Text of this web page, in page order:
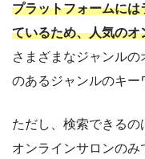
プラットフォームに
ているため、人気の
さまざまなジャンル
のあるジャンルのキー
ただし、検索できる
オンラインサロンの